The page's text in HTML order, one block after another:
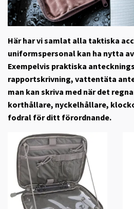
Här har vi samlat alla taktiska
uniformspersonal kan ha nytta
Exempelvis praktiska
rapportskrivning, vattentäta
man kan skriva med när det
korthållare, nyckelhållare,
fodral för ditt förordnande.